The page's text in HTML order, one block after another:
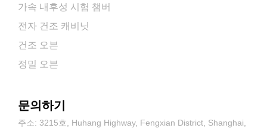
가속 내후성 시험 챔버
전자 건조 캐비닛
건조 오븐
정밀 오븐
문의하기
주소: 3215호, Huhang Highway, Fengxian District, Shanghai,